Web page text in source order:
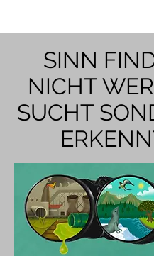
SINN
NICHT
SUCHT